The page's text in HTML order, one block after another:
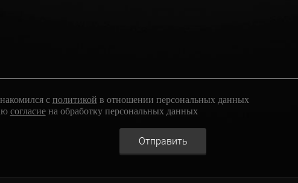
с политикой в отношении персональных данных
согласиена обработку персональных данных
Отправить